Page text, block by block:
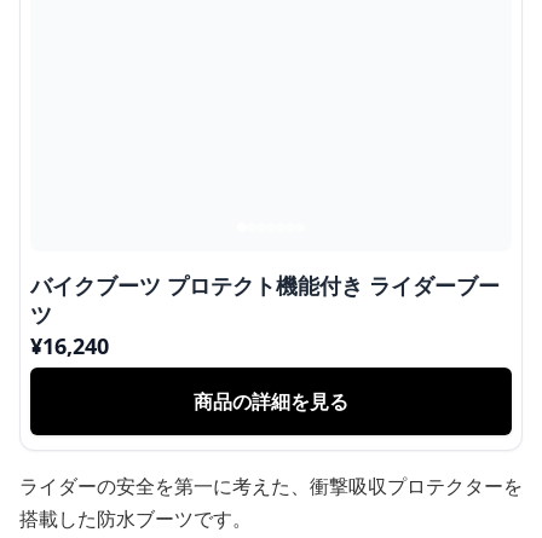
バイクブーツ プロテクト機能付き ライダーブー
ツ
¥16,240
商品の詳細を見る
ライダーの安全を第一に考えた、衝撃吸収プロテクターを
搭載した防水ブーツです。